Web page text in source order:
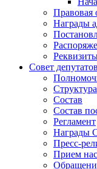
Правовая
Награды
Совет депутатов
Структура
Состав
Состав
Регламент
Награды
Пресс-
Прием